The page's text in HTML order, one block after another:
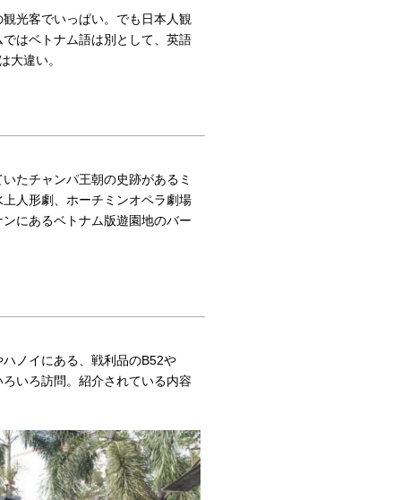
光客でいっぱい。でも日本人観
はベトナム語は別として、英語
大違い。
たチャンパ王朝の史跡があるミ
人形劇、ホーチミンオペラ劇場
にあるベトナム版遊園地のバー
ノイにある、戦利品のB52や
いろ訪問。紹介されている内容